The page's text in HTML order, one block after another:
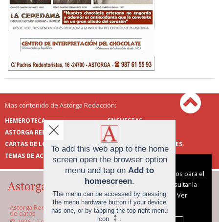
Mas contenido de Astorga Redacción:
HEMEROTECA
ENCUESTAS
ASTORGA REDACCIÓN
PUBLICIDAD
CARTAS DE LOS LECTORES
FOTOS DE LOS LECTORES
TEMAS DE ACTUALIDAD
Astorga Redacción |Términos de uso|Protección
de datos
Aviso sobre el Uso de cookies:
Utilizamos cookies nuestras y de terceros para el
funcionamiento del digital. Puedes consultar la
lista de cookies y como desconectarlas.
Ver
nuestra Política de Privacidad y Cookies
To add this web app to the home
screen open the browser option
menu and tap on Add to
homescreen.
The menu can be accessed by pressing
the menu hardware button if your device
has one, or by tapping the top right menu
icon
.